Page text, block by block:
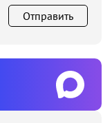
Отправить